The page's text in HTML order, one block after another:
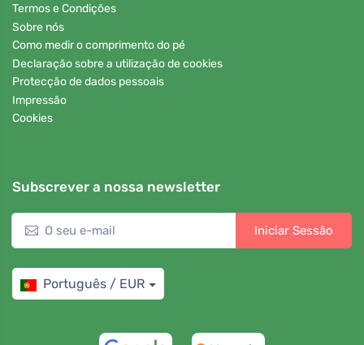
Termos e Condições
Sobre nós
Como medir o comprimento do pé
Declaração sobre a utilização de cookies
Protecção de dados pessoais
Impressão
Cookies
Subscrever a nossa newsletter
Iniciar Sessão
Português / EUR